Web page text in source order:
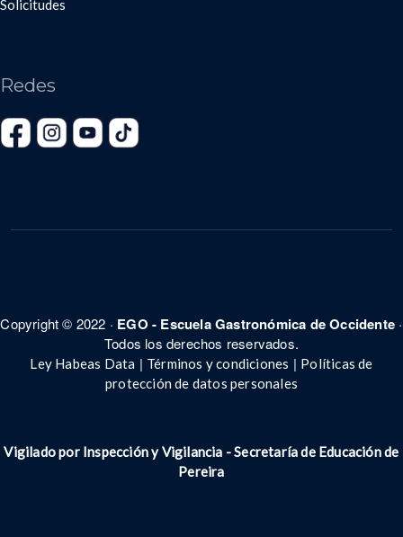
Solicitudes
Redes
Copyright © 2022 · EGO - Escuela Gastronómica de Occidente ·
Todos los derechos reservados.
Ley Habeas Data | Términos y condiciones | Políticas de
protección de datos personales
Vigilado por Inspección y Vigilancia - Secretaría de Educación de
Pereira